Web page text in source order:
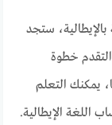
ستجد
خطوة
يمكنك التعلم
اللغة الإيطالية.